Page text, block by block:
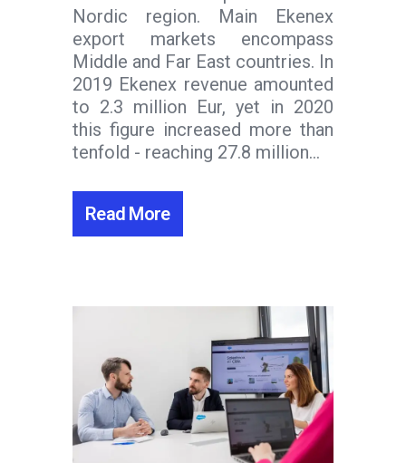
Nordic region. Main Ekenex
export markets encompass
Middle and Far East countries. In
2019 Ekenex revenue amounted
to 2.3 million Eur, yet in 2020
this figure increased more than
tenfold - reaching 27.8 million...
Read More